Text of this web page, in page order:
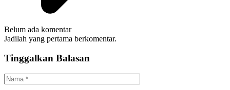
Belum ada komentar
Jadilah yang pertama berkomentar.
Tinggalkan Balasan